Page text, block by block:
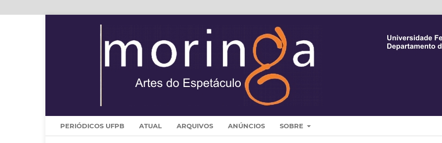
PERIÓDICOS UFPB ATUAL ARQUIVOS ANÚNCIOS SOBRE